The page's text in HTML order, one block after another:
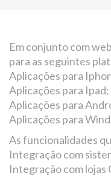
Em conjunto com
para as seguintes
Aplicações para
Aplicações para Ipad;
Aplicações para
Aplicações para
As funcionalidades
Integração com
Integração com lojas